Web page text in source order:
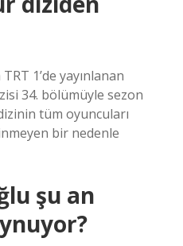
1’de yayınlanan
34. bölümüyle sezon
tüm oyuncuları
bir nedenle
şu an